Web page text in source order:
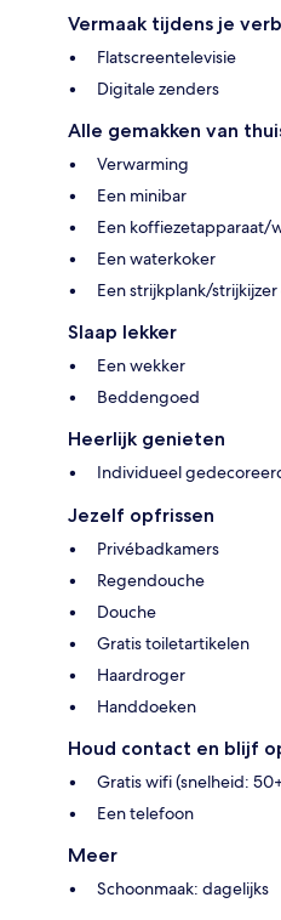
Vermaak tijdens je
Flatscreentelevisie
Digitale zenders
Alle gemakken van
Verwarming
Een minibar
Een koffiezetapparaat/
Een waterkoker
Een strijkplank/
Slaap lekker
Een wekker
Beddengoed
Heerlijk genieten
Individueel
Jezelf opfrissen
Privébadkamers
Regendouche
Douche
Gratis toiletartikelen
Haardroger
Handdoeken
Houd contact en blijf
Gratis wifi (snelheid:
Een telefoon
Meer
Schoonmaak: dagelijks